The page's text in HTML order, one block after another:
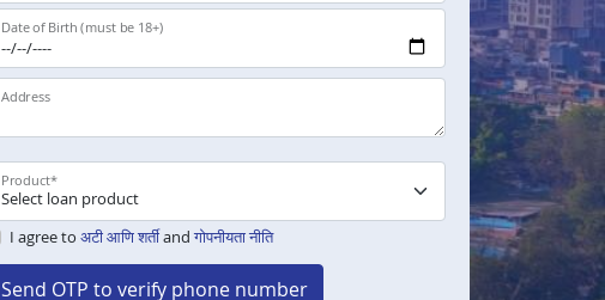
Date of Birth (must be 18+)
Address
Product*
I agree to अटी आणि शर्तीand गोपनीयता नीति
Send OTP to verify phone number